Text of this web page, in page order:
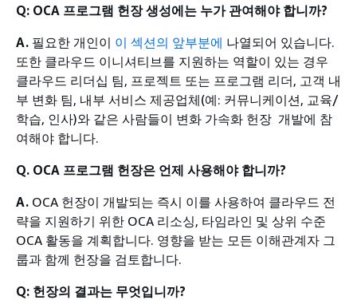
Q: OCA 프로그램 헌장 생성에는 누가 관여해야 합니까?
A. 필요한 개인이 이 섹션의 앞부분에 나열되어 있습니다.
또한 클라우드 이니셔티브를 지원하는 역할이 있는 경우
클라우드 리더십 팀, 프로젝트 또는 프로그램 리더, 고객 내
부 변화 팀, 내부 서비스 제공업체(예: 커뮤니케이션, 교육/
학습, 인사)와 같은 사람들이 변화 가속화 헌장 개발에 참
여해야 합니다.
Q. OCA 프로그램 헌장은 언제 사용해야 합니까?
A. OCA 헌장이 개발되는 즉시 이를 사용하여 클라우드 전
략을 지원하기 위한 OCA 리소싱, 타임라인 및 상위 수준
OCA 활동을 계획합니다. 영향을 받는 모든 이해관계자 그
룹과 함께 헌장을 검토합니다.
Q: 헌장의 결과는 무엇입니까?